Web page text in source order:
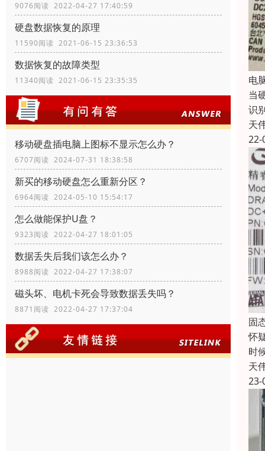
9076阅读 2022-04-27 17:40:59
硬盘数据恢复的原理
11590阅读 2021-06-15 23:36:53
数据恢复的故障类型
11340阅读 2021-06-15 23:35:35
移动硬盘插电脑上图标不显示怎么办？
6707阅读 2024-07-31 18:38:58
新买的移动硬盘怎么重新分区？
6964阅读 2024-05-10 15:54:17
怎么做能保护U盘？
9323阅读 2022-04-27 18:01:05
数据丢失后我们该怎么办？
8988阅读 2022-04-27 17:38:07
磁头坏、电机卡死会导致数据丢失吗？
8871阅读 2022-04-27 17:37:04
电
当
识
天
22-
固
怀
时
天
23-